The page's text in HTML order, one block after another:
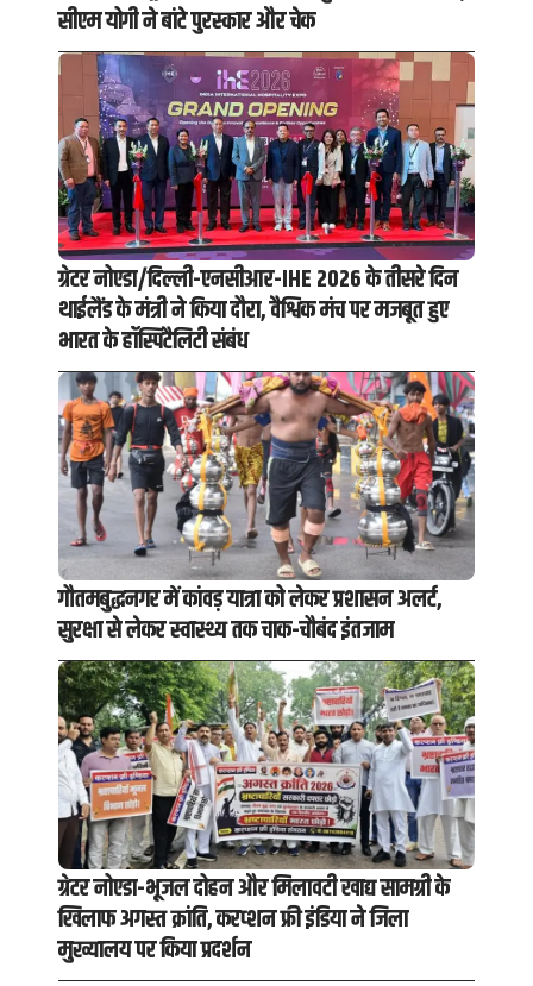
सीएम योगी ने बांटे पुरस्कार और चेक
ग्रेटर नोएडा/दिल्ली-एनसीआर-IHE 2026 के तीसरे दिन
थाईलैंड के मंत्री ने किया दौरा, वैश्विक मंच पर मजबूत हुए
भारत के हॉस्पिटैलिटी संबंध
गौतमबुद्धनगर में कांवड़ यात्रा को लेकर प्रशासन अलर्ट,
सुरक्षा से लेकर स्वास्थ्य तक चाक-चौबंद इंतजाम
ग्रेटर नोएडा-भूजल दोहन और मिलावटी खाद्य सामग्री के
खिलाफ अगस्त क्रांति, करप्शन फ्री इंडिया ने जिला
मुख्यालय पर किया प्रदर्शन